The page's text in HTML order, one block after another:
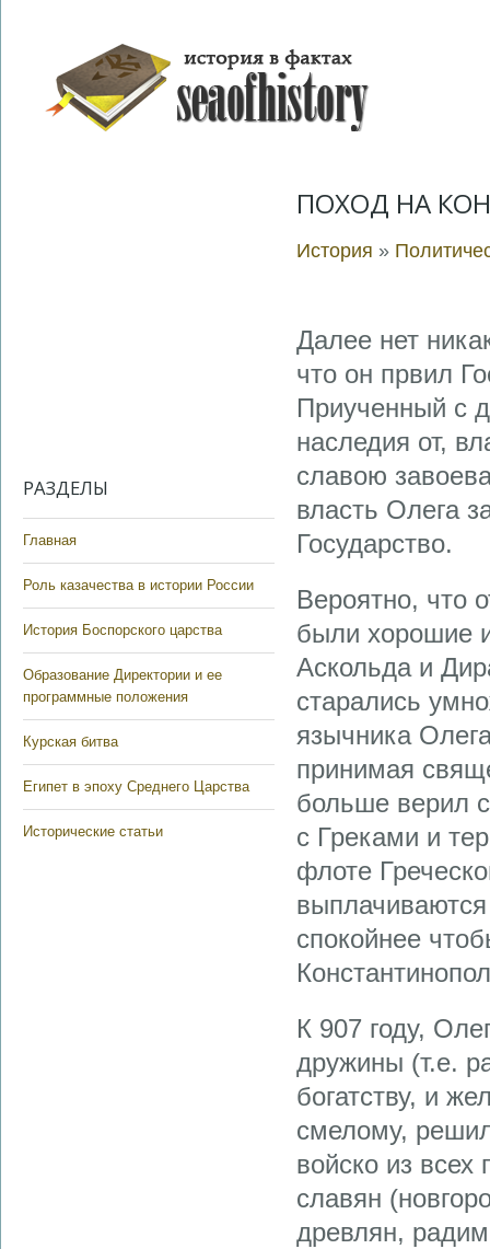
РАЗДЕЛЫ
Главная
Роль казачества в истории России
История Боспорского царства
Образование Директории и ее
программные положения
Курская битва
Египет в эпоху Среднего Царства
Исторические статьи
ПОХОД НА
История »
Далее нет
что он првил
Приученный с
наследия от,
славою
власть Олега
Государство.
Вероятно, что
были хорошие
Аскольда и
старались
язычника
принимая
больше верил
с Греками и
флоте
спокойнее
К 907 году,
дружины (т.е.
богатству, и
смелому,
войско из
славян
древлян,